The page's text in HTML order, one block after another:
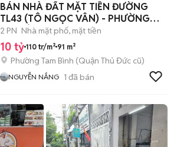
BÁN NHÀ ĐẤT MẶT TIỀN ĐƯỜNG
TL43 (TÔ NGỌC VÂN) - PHƯỜNG
TAM BÌNH-TPHCM
2 PN Nhà mặt phố, mặt tiền
10 tỷ 110 tr/m² 91 m²
Phường Tam Bình (Quận Thủ Đức cũ)
NGUYỄN NẮNG 1 đã bán